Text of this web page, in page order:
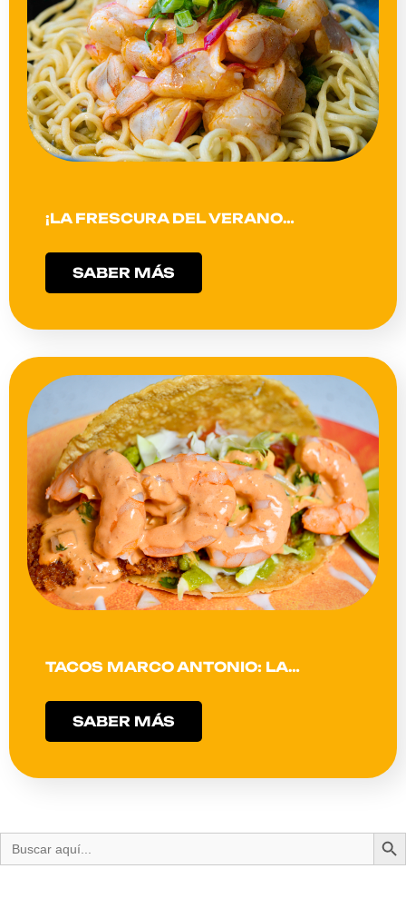
¡LA FRESCURA DEL VERANO…
SABER MÁS
TACOS MARCO ANTONIO: LA…
SABER MÁS
Buscar: